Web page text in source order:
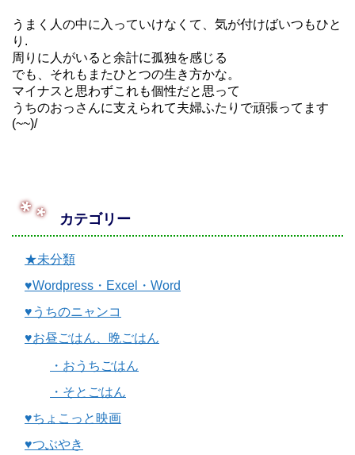
うまく人の中に入っていけなくて、気が付けばいつもひと
り.
周りに人がいると余計に孤独を感じる
でも、それもまたひとつの生き方かな。
マイナスと思わずこれも個性だと思って
うちのおっさんに支えられて夫婦ふたりで頑張ってます
(~~)/
カテゴリー
★未分類
♥Wordpress・Excel・Word
♥うちのニャンコ
♥お昼ごはん、晩ごはん
・おうちごはん
・そとごはん
♥ちょこっと映画
♥つぶやき